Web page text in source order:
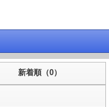
新着順（0）